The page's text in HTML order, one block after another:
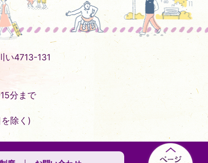
い4713-131
分まで
除く)